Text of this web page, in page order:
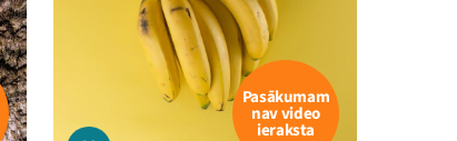
Pasākumam
nav video
ieraksta